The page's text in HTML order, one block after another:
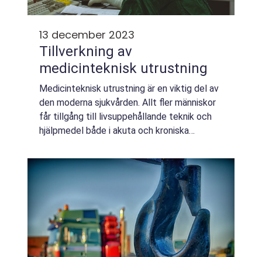
13 december 2023
Tillverkning av
medicinteknisk utrustning
Medicinteknisk utrustning är en viktig del av
den moderna sjukvården. Allt fler människor
får tillgång till livsuppehållande teknik och
hjälpmedel både i akuta och kroniska
utrustning är en komplex och spec...